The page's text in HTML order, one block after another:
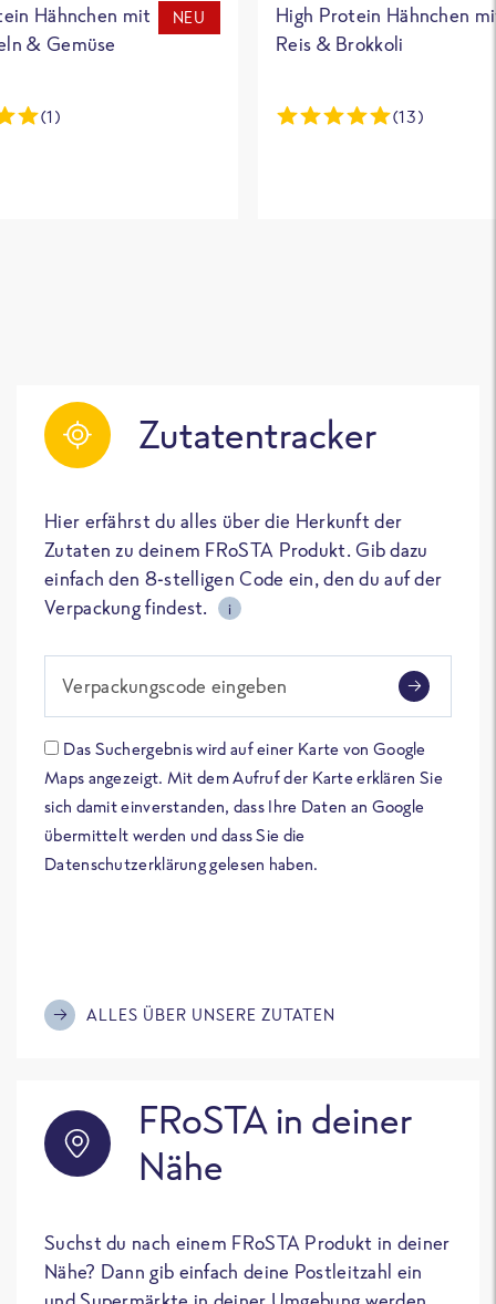
Hähnchen mit
& Gemüse
NEU
(1)
High Protein Hähnchen
Reis & Brokkoli
(13)
Zutatentracker
Hier erfährst du alles über die Herkunft der
Zutaten zu deinem FRoSTA Produkt. Gib dazu
einfach den 8-stelligen Code ein, den du auf der
Verpackung findest.
i
Verpackungscode eingeben
Das Suchergebnis wird auf einer Karte von Google
Maps angezeigt. Mit dem Aufruf der Karte erklären Sie
sich damit einverstanden, dass Ihre Daten an Google
übermittelt werden und dass Sie die
Datenschutzerklärung gelesen haben.
ALLES ÜBER UNSERE ZUTATEN
FRoSTA in deiner
Nähe
Suchst du nach einem FRoSTA Produkt in deiner
Nähe? Dann gib einfach deine Postleitzahl ein